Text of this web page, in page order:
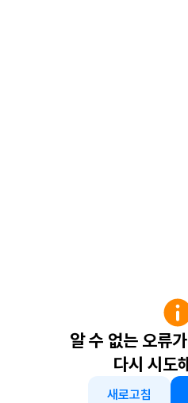
알 수 없는 오류
다시 시도
새로고침